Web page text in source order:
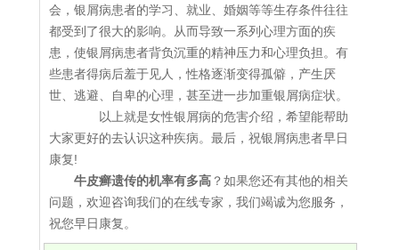
会，银屑病患者的学习、就业、婚姻等等生存条件往往
都受到了很大的影响。从而导致一系列心理方面的疾
患，使银屑病患者背负沉重的精神压力和心理负担。有
些患者得病后羞于见人，性格逐渐变得孤僻，产生厌
世、逃避、自卑的心理，甚至进一步加重银屑病症状。
以上就是女性银屑病的危害介绍，希望能帮助
大家更好的去认识这种疾病。最后，祝银屑病患者早日
康复!
牛皮癣遗传的机率有多高 ？如果您还有其他的相关
问题，欢迎咨询我们的在线专家，我们竭诚为您服务，
祝您早日康复。